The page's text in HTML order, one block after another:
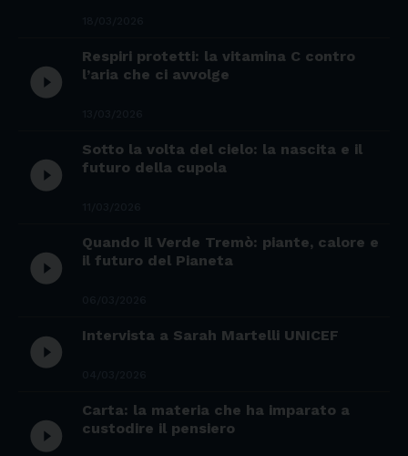
play_circle_filled
Respiri protetti: la vitamina C contro
l’aria che ci avvolge
play_circle_filled
Sotto la volta del cielo: la nascita e il
futuro della cupola
play_circle_filled
Quando il Verde Tremò: piante, calore e
il futuro del Pianeta
play_circle_filled Intervista a Sarah Martelli UNICEF
play_circle_filled
Carta: la materia che ha imparato a
custodire il pensiero